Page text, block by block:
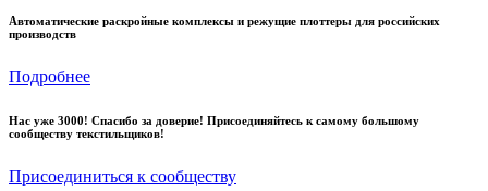
Автоматические раскройные комплексы и режущие плоттеры для российских
производств
Подробнее
Нас уже 3000! Спасибо за доверие! Присоединяйтесь к самому большому
сообществу текстильщиков!
Присоединиться к сообществу